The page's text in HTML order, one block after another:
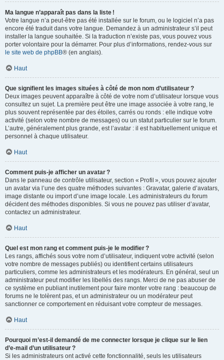
Ma langue n’apparaît pas dans la liste !
Votre langue n’a peut-être pas été installée sur le forum, ou le logiciel n’a pas
encore été traduit dans votre langue. Demandez à un administrateur s’il peut
installer la langue souhaitée. Si la traduction n’existe pas, vous pouvez vous
porter volontaire pour la démarrer. Pour plus d’informations, rendez-vous sur
le site web de phpBB® (en anglais).
Haut
Que signifient les images situées à côté de mon nom d’utilisateur ?
Deux images peuvent apparaître à côté de votre nom d’utilisateur lorsque vous
consultez un sujet. La première peut être une image associée à votre rang, le
plus souvent représentée par des étoiles, carrés ou ronds : elle indique votre
activité (selon votre nombre de messages) ou un statut particulier sur le forum.
L’autre, généralement plus grande, est l’avatar : il est habituellement unique et
personnel à chaque utilisateur.
Haut
Comment puis-je afficher un avatar ?
Dans le panneau de contrôle utilisateur, section « Profil », vous pouvez ajouter
un avatar via l’une des quatre méthodes suivantes : Gravatar, galerie d’avatars,
image distante ou import d’une image locale. Les administrateurs du forum
décident des méthodes disponibles. Si vous ne pouvez pas utiliser d’avatar,
contactez un administrateur.
Haut
Quel est mon rang et comment puis-je le modifier ?
Les rangs, affichés sous votre nom d’utilisateur, indiquent votre activité (selon
votre nombre de messages publiés) ou identifient certains utilisateurs
particuliers, comme les administrateurs et les modérateurs. En général, seul un
administrateur peut modifier les libellés des rangs. Merci de ne pas abuser de
ce système en publiant inutilement pour faire monter votre rang : beaucoup de
forums ne le tolèrent pas, et un administrateur ou un modérateur peut
sanctionner ce comportement en réduisant votre compteur de messages.
Haut
Pourquoi m’est-il demandé de me connecter lorsque je clique sur le lien
d’e-mail d’un utilisateur ?
Si les administrateurs ont activé cette fonctionnalité, seuls les utilisateurs